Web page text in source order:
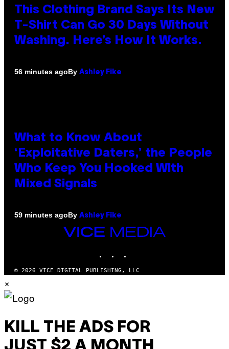
This Clothing Brand Says Its New
T-Shirt Can Go 30 Days Without
Washing. Here’s How It Works.
56 minutes agoBy Ashley Fike
What to Know About
‘Exploitative Daters,’ the People
Who Keep You Hooked With
Mixed Signals
59 minutes agoBy Ashley Fike
VICE
MEDIA
© 2026 VICE DIGITAL PUBLISHING, LLC
×
KILL THE ADS FOR